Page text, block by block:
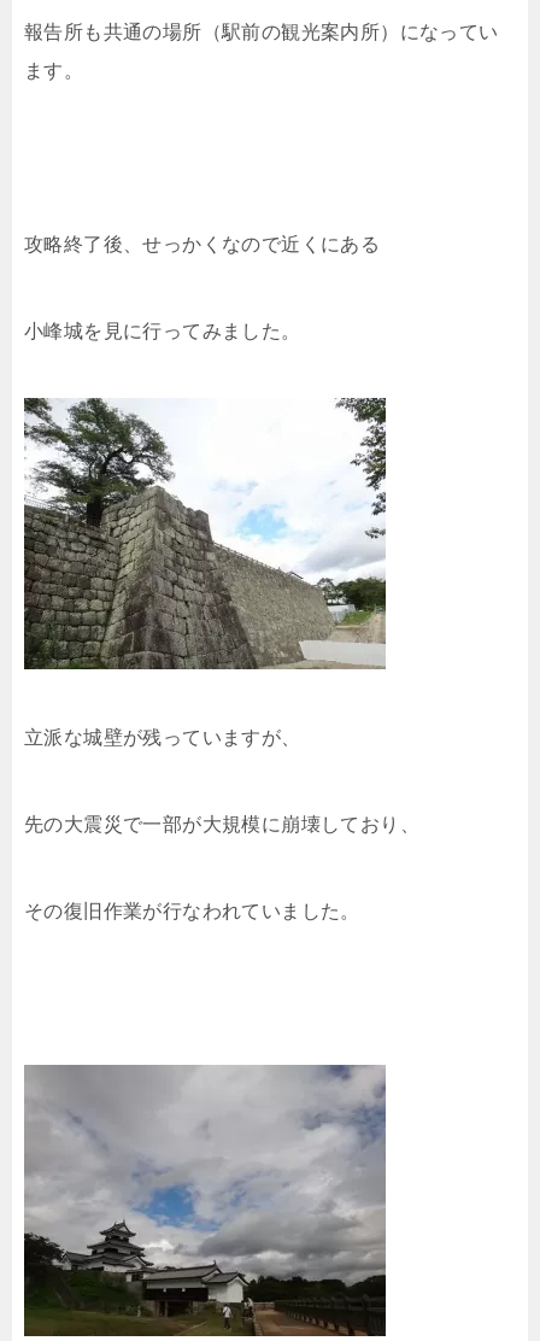
報告所も共通の場所（駅前の観光案内所）になってい
ます。
攻略終了後、せっかくなので近くにある
小峰城を見に行ってみました。
立派な城壁が残っていますが、
先の大震災で一部が大規模に崩壊しており、
その復旧作業が行なわれていました。